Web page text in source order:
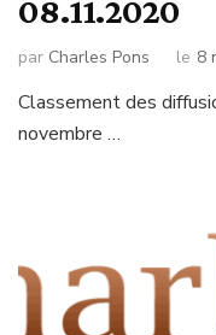
08.11.2020
par Charles Pons le 8
Classement des
novembre …